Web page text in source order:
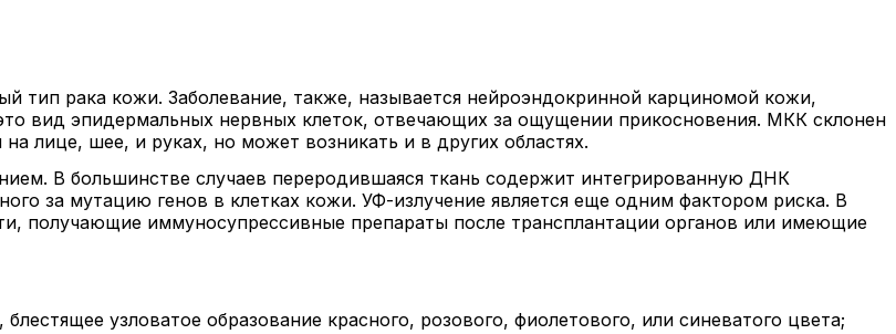
тип рака кожи. Заболевание, также, называется нейроэндокринной карциномой кожи,
вид эпидермальных нервных клеток, отвечающих за ощущении прикосновения. МКК склонен
лице, шее, и руках, но может возникать и в других областях.
В большинстве случаев переродившаяся ткань содержит интегрированную ДНК
за мутацию генов в клетках кожи. УФ-излучение является еще одним фактором риска. В
получающие иммуносупрессивные препараты после трансплантации органов или имеющие
узловатое образование красного, розового, фиолетового, или синеватого цвета;